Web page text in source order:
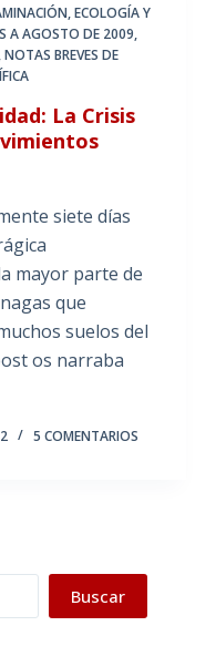
,ECOLOGÍA Y
A AGOSTO DE 2009,
NOTAS BREVES DE
La Crisis
siete días
mayor parte de
que
suelos del
os narraba
5 COMENTARIOS
Buscar